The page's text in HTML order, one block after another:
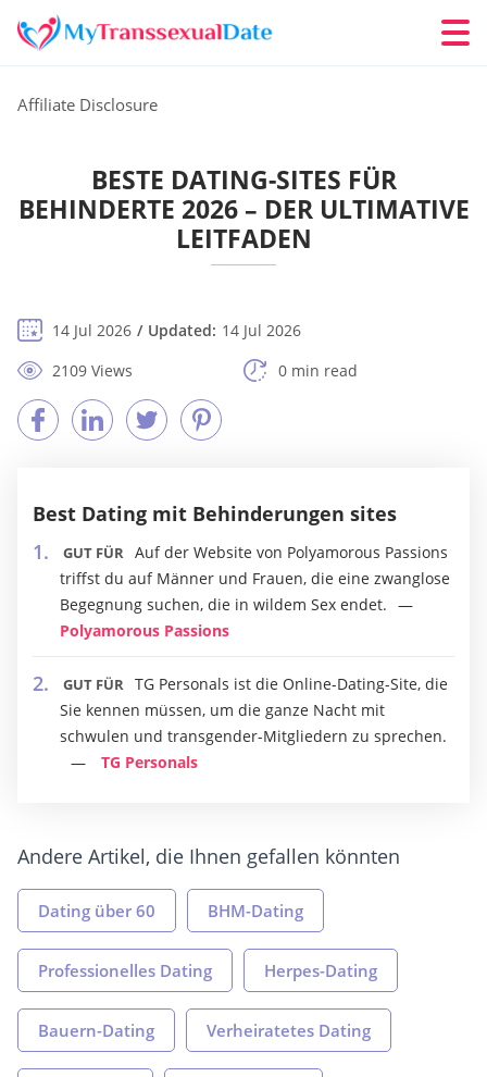
Affiliate Disclosure
BESTE DATING-SITES FÜR
BEHINDERTE 2026 – DER ULTIMATIVE
LEITFADEN
14 Jul 2026 Updated: 14 Jul 2026
2109 Views
0 min read
Best Dating mit Behinderungen sites
GUT FÜR Auf der Website von Polyamorous Passions
triffst du auf Männer und Frauen, die eine zwanglose
Begegnung suchen, die in wildem Sex endet.
Polyamorous Passions
GUT FÜR TG Personals ist die Online-Dating-Site, die
Sie kennen müssen, um die ganze Nacht mit
schwulen und transgender-Mitgliedern zu sprechen.
TG Personals
Andere Artikel, die Ihnen gefallen könnten
Dating über 60 BHM-Dating
Professionelles Dating Herpes-Dating
Bauern-Dating Verheiratetes Dating